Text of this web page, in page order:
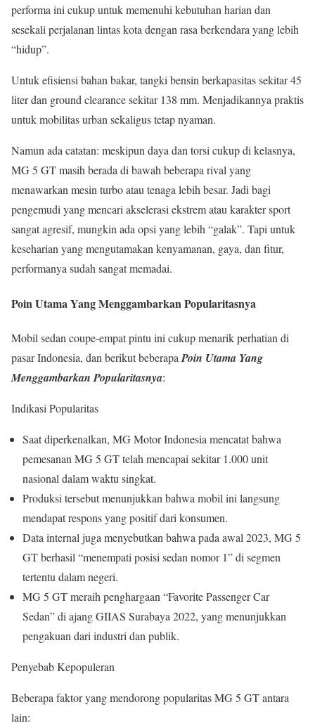
performa ini cukup untuk memenuhi kebutuhan harian dan
sesekali perjalanan lintas kota dengan rasa berkendara yang lebih
“hidup”.
Untuk efisiensi bahan bakar, tangki bensin berkapasitas sekitar 45
liter dan ground clearance sekitar 138 mm. Menjadikannya praktis
untuk mobilitas urban sekaligus tetap nyaman.
Namun ada catatan: meskipun daya dan torsi cukup di kelasnya,
MG 5 GT masih berada di bawah beberapa rival yang
menawarkan mesin turbo atau tenaga lebih besar. Jadi bagi
pengemudi yang mencari akselerasi ekstrem atau karakter sport
sangat agresif, mungkin ada opsi yang lebih “galak”. Tapi untuk
keseharian yang mengutamakan kenyamanan, gaya, dan fitur,
performanya sudah sangat memadai.
Poin Utama Yang Menggambarkan Popularitasnya
Mobil sedan coupe-empat pintu ini cukup menarik perhatian di
pasar Indonesia, dan berikut beberapa Poin Utama Yang
Menggambarkan Popularitasnya:
Indikasi Popularitas
Saat diperkenalkan, MG Motor Indonesia mencatat bahwa
pemesanan MG 5 GT telah mencapai sekitar 1.000 unit
nasional dalam waktu singkat.
Produksi tersebut menunjukkan bahwa mobil ini langsung
mendapat respons yang positif dari konsumen.
Data internal juga menyebutkan bahwa pada awal 2023, MG 5
GT berhasil “menempati posisi sedan nomor 1” di segmen
tertentu dalam negeri.
MG 5 GT meraih penghargaan “Favorite Passenger Car
Sedan” di ajang GIIAS Surabaya 2022, yang menunjukkan
pengakuan dari industri dan publik.
Penyebab Kepopuleran
Beberapa faktor yang mendorong popularitas MG 5 GT antara
lain: